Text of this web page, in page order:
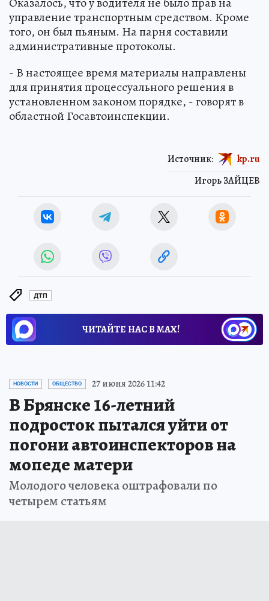
управление транспортным средством. Кроме
того, он был пьяным. На парня составили
административные протоколы.
- В настоящее время материалы направлены
для принятия процессуального решения в
установленном законом порядке, - говорят в
областной Госавтоинспекции.
Игорь ЗАЙЦЕВ
Источник: kp.ru
ДТП
ЧИТАЙТЕ НАС В МАХ!
НОВОСТИ ОБЩЕСТВО 27 июня 2026 11:42
В Брянске 16-летний
подросток пытался уйти от
погони автоинспекторов на
мопеде матери
Молодого человека оштрафовали по
четырем статьям